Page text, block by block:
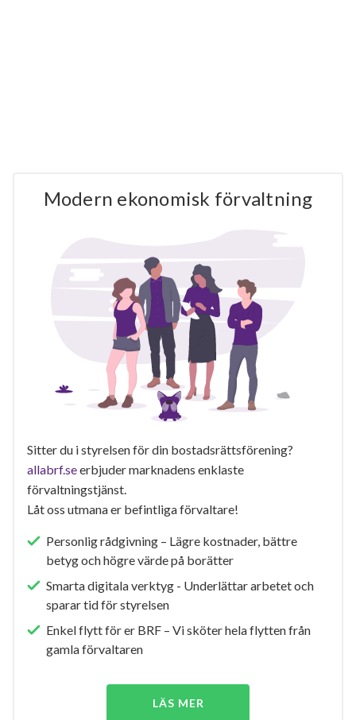
Modern ekonomisk förvaltning
Sitter du i styrelsen för din bostadsrättsförening?
allabrf.seerbjuder marknadens enklaste
förvaltningstjänst.
Låt oss utmana er befintliga förvaltare!
Personlig rådgivning – Lägre kostnader, bättre
betyg och högre värde på borätter
Smarta digitala verktyg - Underlättar arbetet och
sparar tid för styrelsen
Enkel flytt för er BRF – Vi sköter hela flytten från
gamla förvaltaren
LÄS MER